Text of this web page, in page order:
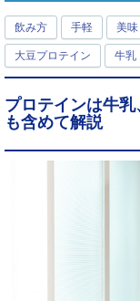
飲み方 手軽 美
大豆プロテイン 牛乳
プロテインは牛
も含めて解説